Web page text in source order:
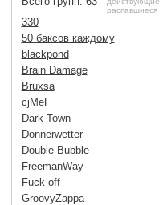
распавшиеся
330
50 баксов каждому
blackpond
Brain Damage
Bruxsa
cjMeF
Dark Town
Donnerwetter
Double Bubble
FreemanWay
Fuck off
GroovyZappa